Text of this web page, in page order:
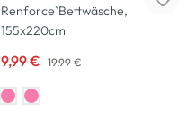
Renforce`Bettwäsche,
155x220cm
9,99 € 19,99 €